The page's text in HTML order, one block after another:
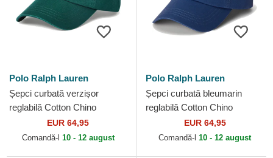
Polo Ralph Lauren
Șepci curbată verzișor
reglabilă Cotton Chino
Classic Sport de Polo Ralph
Lauren
EUR 64,95
Comandă-l 10 - 12 august
Polo Ralph Lauren
Șepci curbată bleumarin
reglabilă Cotton Chino
Classic Sport de Polo Ralph
Lauren
EUR 64,95
Comandă-l 10 - 12 august